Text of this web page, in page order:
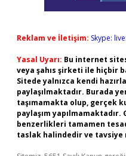
Reklam ve İletişim: Skype:
Yasal Uyarı: Bu internet
veya şahıs şirketi ile hiçbir
Sitede yalnızca kendi
paylaşılmaktadır. Burada
taşımamakta olup, gerçek
paylaşım
benzerlikleri tamamen
taslak halindedir ve tavsiye